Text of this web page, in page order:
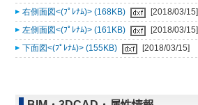
右側面図<(ﾌﾟﾚﾅﾑ)> (168KB)
[2018/03/15]
左側面図<(ﾌﾟﾚﾅﾑ)> (161KB)
[2018/03/15]
下面図<(ﾌﾟﾚﾅﾑ)> (155KB)
[2018/03/15]